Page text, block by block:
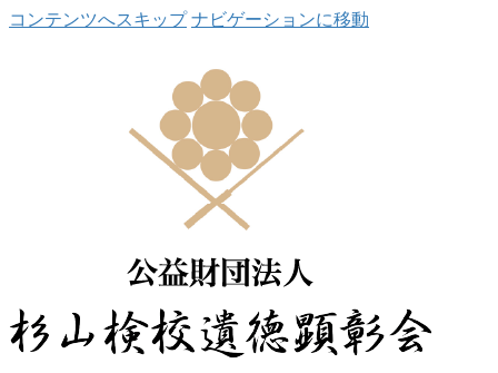
コンテンツへスキップ ナビゲーションに移動